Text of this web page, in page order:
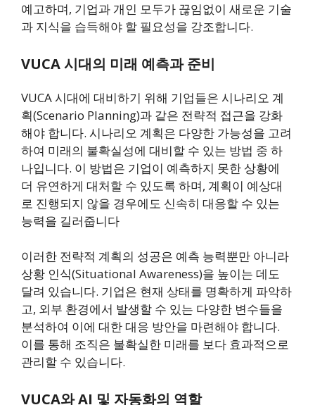
예고하며, 기업과 개인 모두가 끊임없이 새로운 기술
과 지식을 습득해야 할 필요성을 강조합니다​.
VUCA 시대의 미래 예측과 준비
VUCA 시대에 대비하기 위해 기업들은 시나리오 계
획(Scenario Planning)과 같은 전략적 접근을 강화
해야 합니다. 시나리오 계획은 다양한 가능성을 고려
하여 미래의 불확실성에 대비할 수 있는 방법 중 하
나입니다. 이 방법은 기업이 예측하지 못한 상황에
더 유연하게 대처할 수 있도록 하며, 계획이 예상대
로 진행되지 않을 경우에도 신속히 대응할 수 있는
능력을 길러줍니다​
이러한 전략적 계획의 성공은 예측 능력뿐만 아니라
상황 인식(Situational Awareness)을 높이는 데도
달려 있습니다. 기업은 현재 상태를 명확하게 파악하
고, 외부 환경에서 발생할 수 있는 다양한 변수들을
분석하여 이에 대한 대응 방안을 마련해야 합니다.
이를 통해 조직은 불확실한 미래를 보다 효과적으로
관리할 수 있습니다​.
VUCA와 AI 및 자동화의 역할